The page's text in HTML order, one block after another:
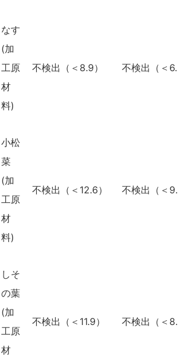
なす
(加
工原
材
料)
不検出（＜8.9） 不検出（＜6.7
小松
菜
(加
工原
材
料)
不検出（＜12.6） 不検出（＜9.2
しそ
の葉
(加
工原
材
不検出（＜11.9） 不検出（＜8.6